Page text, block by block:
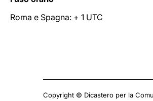
Roma e Spagna: + 1 UTC
Copyright © Dicastero per la